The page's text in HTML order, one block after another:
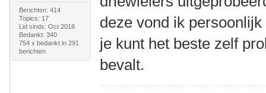
Berichten: 414
Topics: 17
Lid sinds: Oct 2018
Bedankt: 340
754 x bedankt in 291
berichten
deze vond ik
je kunt het beste zelf
bevalt.